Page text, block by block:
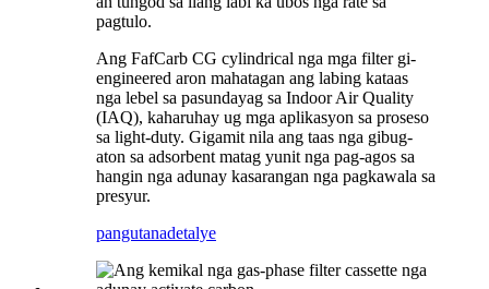
pagtulo.
Ang FafCarb CG cylindrical nga mga filter gi-
engineered aron mahatagan ang labing kataas
nga lebel sa pasundayag sa Indoor Air Quality
(IAQ), kaharuhay ug mga aplikasyon sa proseso
sa light-duty. Gigamit nila ang taas nga gibug-
aton sa adsorbent matag yunit nga pag-agos sa
hangin nga adunay kasarangan nga pagkawala sa
presyur.
pangutanadetalye